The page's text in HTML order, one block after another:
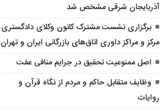
آذربایجان شرقی مشخص شد
برگزاری نشست مشترک کانون وکلای دادگستری
مرکز و مراکز داوری اتاق‌های بازرگانی ایران و تهران
اصل ممنوعیت تحقیق در جرایم منافی عفت
وظایف متقابل حاکم و مردم از نگاه قرآن و
روایات